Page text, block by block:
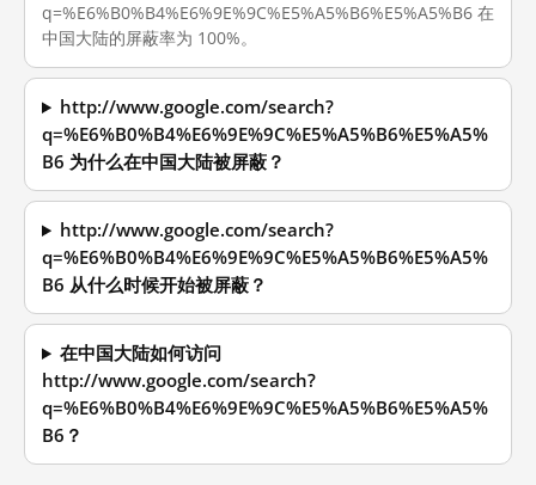
q=%E6%B0%B4%E6%9E%9C%E5%A5%B6%E5%A5%B6 在
中国大陆的屏蔽率为 100%。
http://www.google.com/search?
q=%E6%B0%B4%E6%9E%9C%E5%A5%B6%E5%A5%
B6 为什么在中国大陆被屏蔽？
http://www.google.com/search?
q=%E6%B0%B4%E6%9E%9C%E5%A5%B6%E5%A5%
B6 从什么时候开始被屏蔽？
在中国大陆如何访问
http://www.google.com/search?
q=%E6%B0%B4%E6%9E%9C%E5%A5%B6%E5%A5%
B6？